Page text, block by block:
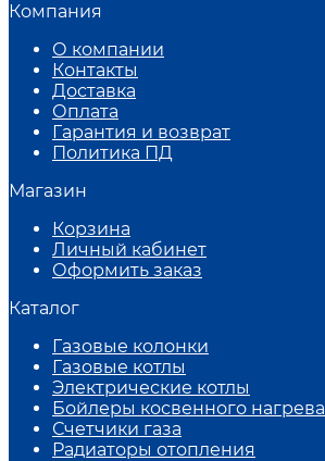
Компания
О компании
Контакты
Доставка
Оплата
Гарантия и возврат
Политика ПД
Магазин
Корзина
Личный кабинет
Оформить заказ
Каталог
Газовые колонки
Газовые котлы
Электрические котлы
Бойлеры косвенного нагрева
Счетчики газа
Радиаторы отопления